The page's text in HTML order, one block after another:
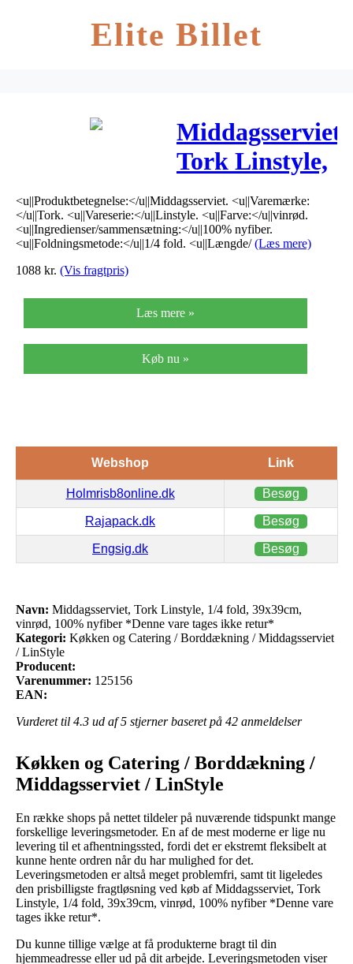
Elite Billet
Middagsserviet,
Tork Linstyle,
1/4 fold,
39x39cm,
vinrød, 100%
*Denne vare
tages ikke
retur*
<u||Produktbetegnelse:</u||Middagsserviet. <u||Varemærke:
</u||Tork. <u||Vareserie:</u||Linstyle. <u||Farve:</u||vinrød.
<u||Ingredienser/sammensætning:</u||100% nyfiber.
<u||Foldningsmetode:</u||1/4 fold. <u||Længde/(Læs mere)
1088 kr. (Vis fragtpris)
Læs mere »
Køb nu »
Webshop Link
Holmrisb8online.dk Besøg
Rajapack.dk Besøg
Engsig.dk Besøg
Navn: Middagsserviet, Tork Linstyle, 1/4 fold, 39x39cm,
vinrød, 100% nyfiber *Denne vare tages ikke retur*
Kategori: Køkken og Catering / Borddækning / Middagsserviet
/ LinStyle
Producent:
Varenummer: 125156
EAN:
Vurderet til 4.3 ud af 5 stjerner baseret på 42 anmeldelser
Køkken og Catering / Borddækning /
Middagsserviet / LinStyle
En række shops på nettet tildeler på nuværende tidspunkt mange
forskellige leveringsmetoder. En af de mest moderne er lige nu
levering til et afhentningssted, fordi det er ekstremt fleksibelt at
kunne hente ordren når du har mulighed for det.
Leveringsmetoden er altså meget problemfri, samt tit ligeledes
den prisbilligste fragtløsning ved køb af Middagsserviet, Tork
Linstyle, 1/4 fold, 39x39cm, vinrød, 100% nyfiber *Denne vare
tages ikke retur*.
Du kunne tillige vælge at få produkterne bragt til din
hjemmeadresse eller ud på dit arbejde. Leveringsmetoden viser